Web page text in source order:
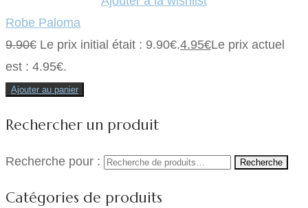
Robe Paloma
9.90€ Le prix initial était : 9.90€.4.95€Le prix actuel
est : 4.95€.
Ajouter au panier
Rechercher un produit
Recherche pour : Recherche
Catégories de produits